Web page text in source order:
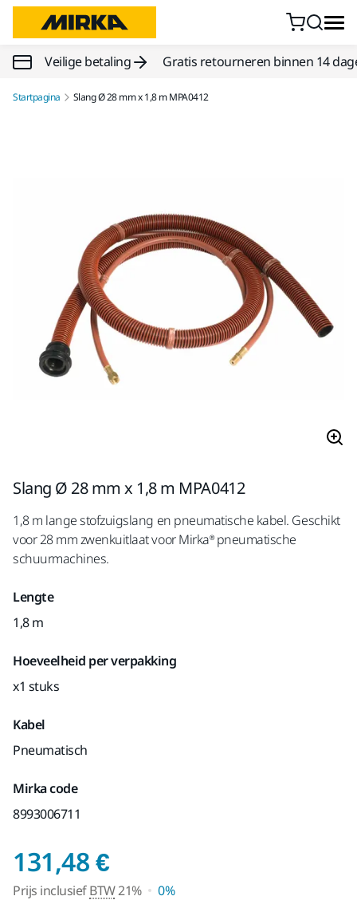
Doorgaan naar inhoud
Veilige betaling Gratis retourneren binnen 14
Startpagina Slang Ø 28 mm x 1,8 m MPA0412
Slang Ø 28 mm x 1,8 m MPA0412
1,8 m lange stofzuigslang en pneumatische kabel. Geschikt
voor 28 mm zwenkuitlaat voor Mirka® pneumatische
schuurmachines.
Lengte
1,8 m
Hoeveelheid per verpakking
x1 stuks
Kabel
Pneumatisch
Mirka code
8993006711
131,48 €Prijs inclusief BTW
Prijs inclusiefBTW21%
0%